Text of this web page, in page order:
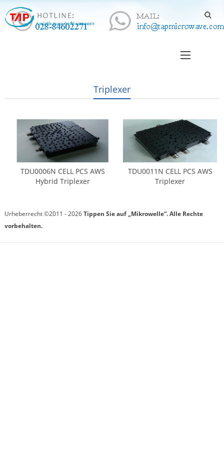
Triplexer
TDU0006N CELL PCS AWS
Hybrid Triplexer
TDU0011N CELL PCS AWS
Triplexer
Urheberrecht ©2011 - 2026Tippen Sie auf „Mikrowelle“.Alle Rechte
vorbehalten.